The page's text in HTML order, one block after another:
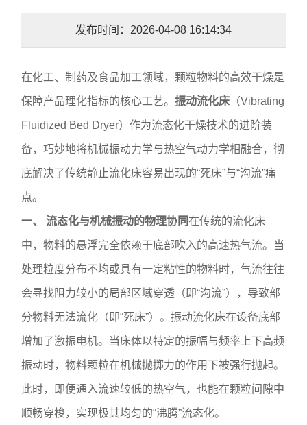
发布时间：2026-04-08 16:14:34
在化工、制药及食品加工领域，颗粒物料的高效干燥是
保障产品理化指标的核心工艺。振动流化床 （Vibrating
Fluidized Bed Dryer）作为流态化干燥技术的进阶装
备，巧妙地将机械振动力学与热空气动力学相融合，彻
底解决了传统静止流化床容易出现的“死床”与“沟流”痛
点。
一、 流态化与机械振动的物理协同在传统的流化床
中，物料的悬浮完全依赖于底部吹入的高速热气流。当
处理粒度分布不均或具有一定粘性的物料时，气流往往
会寻找阻力较小的局部区域穿透（即“沟流”），导致部
分物料无法流化（即“死床”）。振动流化床在设备底部
增加了激振电机。当床体以特定的振幅与频率上下高频
振动时，物料颗粒在机械抛掷力的作用下被强行抛起。
此时，即便通入流速较低的热空气，也能在颗粒间隙中
顺畅穿梭，实现极其均匀的“沸腾”流态化。